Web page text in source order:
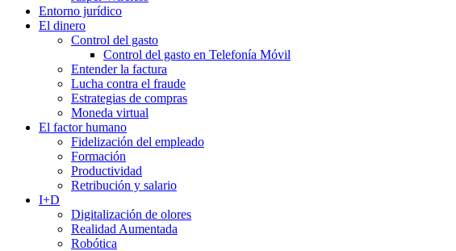
Entorno jurídico
El dinero
Control del gasto
Control del gasto en Telefonía Móvil
Entender la factura
Lucha contra el fraude
Estrategias de compras
Moneda virtual
El factor humano
Fidelización del empleado
Formación
Productividad
Retribución y salario
I+D
Digitalización de olores
Realidad Aumentada
Robótica